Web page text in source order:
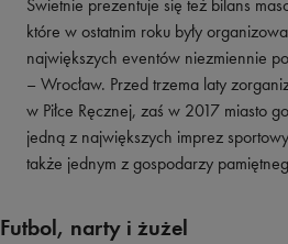
Świetnie prezentuje się też bilans
które w ostatnim roku były
największych eventów niezmiennie
– Wrocław. Przed trzema laty
w Piłce Ręcznej, zaś w 2017 miasto
jedną z największych imprez
także jednym z gospodarzy
Futbol, narty i żużel